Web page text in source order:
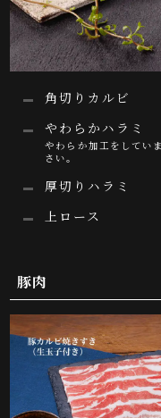
角切りカルビ
やわらかハラミ
やわらか加工をしてい
さい。
厚切りハラミ
上ロース
豚肉